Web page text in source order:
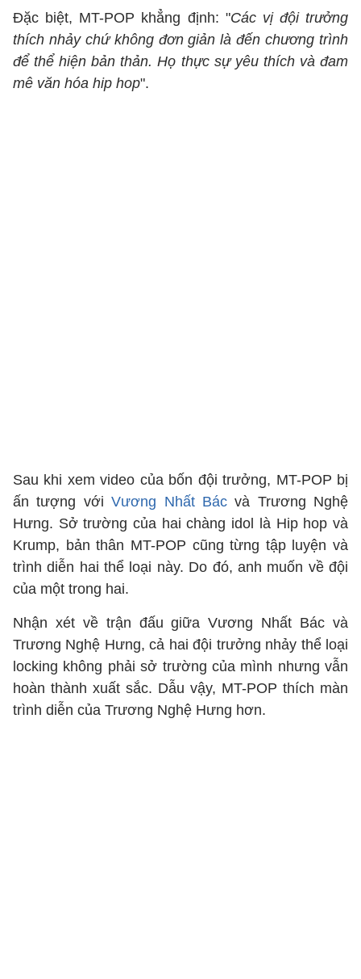
Đặc biệt, MT-POP khẳng định: "Các vị đội trưởng
thích nhảy chứ không đơn giản là đến chương trình
để thể hiện bản thản. Họ thực sự yêu thích và đam
mê văn hóa hip hop".
Sau khi xem video của bốn đội trưởng, MT-POP bị
ấn tượng vớiVương Nhất Bácvà Trương Nghệ
Hưng. Sở trường của hai chàng idol là Hip hop và
Krump, bản thân MT-POP cũng từng tập luyện và
trình diễn hai thể loại này. Do đó, anh muốn về đội
của một trong hai.
Nhận xét về trận đấu giữa Vương Nhất Bác và
Trương Nghệ Hưng, cả hai đội trưởng nhảy thể loại
locking không phải sở trường của mình nhưng vẫn
hoàn thành xuất sắc. Dẫu vậy, MT-POP thích màn
trình diễn của Trương Nghệ Hưng hơn.